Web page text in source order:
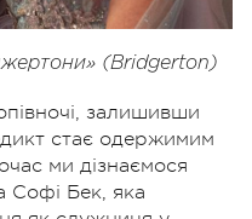
(Bridgerton)
залишивши
стає одержимим
ми дізнаємося
Софі Бек, яка